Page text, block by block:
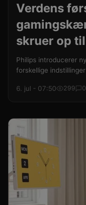
Verdens
skruer op
Philips introducerer
forskellige
6. jul - 07:50 299 0